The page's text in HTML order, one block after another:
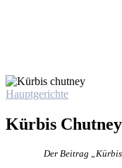
Hauptgerichte
Kürbis Chutney
Der Beitrag